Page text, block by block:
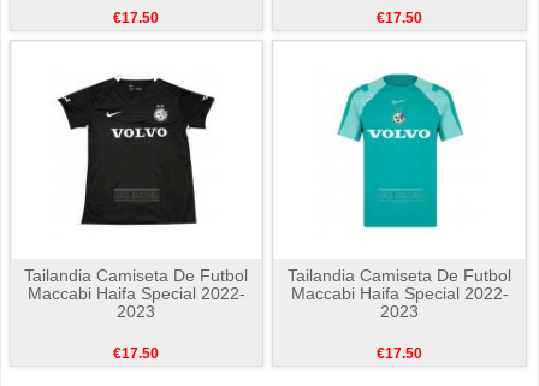
€17.50 €17.50
Tailandia Camiseta De Futbol
Maccabi Haifa Special 2022-
2023
€17.50
Tailandia Camiseta De Futbol
Maccabi Haifa Special 2022-
2023
€17.50